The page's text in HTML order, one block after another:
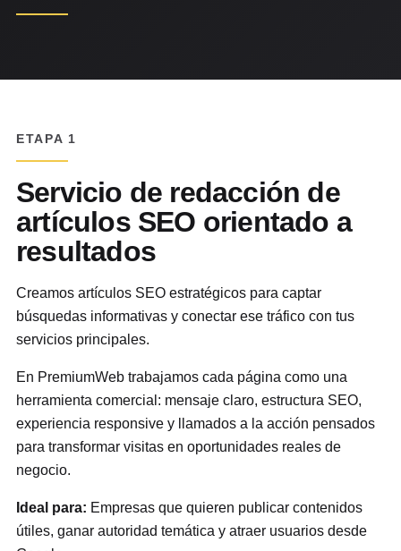
ETAPA 1
Servicio de redacción de
artículos SEO orientado a
resultados
Creamos artículos SEO estratégicos para captar
búsquedas informativas y conectar ese tráfico con tus
servicios principales.
En PremiumWeb trabajamos cada página como una
herramienta comercial: mensaje claro, estructura SEO,
experiencia responsive y llamados a la acción pensados
para transformar visitas en oportunidades reales de
negocio.
Ideal para: Empresas que quieren publicar contenidos
útiles, ganar autoridad temática y atraer usuarios desde